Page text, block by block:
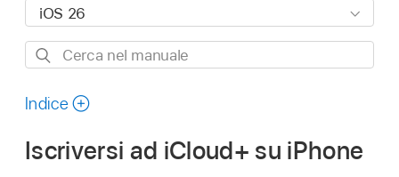
Cerca
manuale
Indice
Iscriversi ad iCloud+ su iPhone